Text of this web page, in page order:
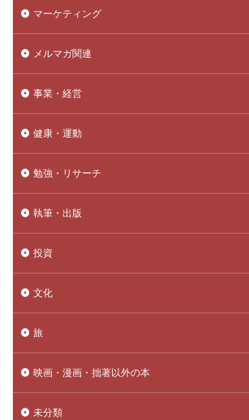
マーケティング
メルマガ関連
事業・経営
健康・運動
勉強・リサーチ
執筆・出版
投資
文化
旅
映画・漫画・拙著以外の本
未分類